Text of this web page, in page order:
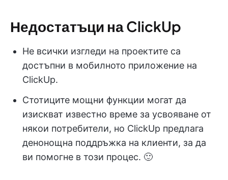
Недостатъци на ClickUp
Не всички изгледи на проектите са
достъпни в мобилното приложение на
ClickUp.
Стотиците мощни функции могат да
изискват известно време за усвояване от
някои потребители, но ClickUp предлага
денонощна поддръжка на клиенти, за да
ви помогне в този процес. 🙂